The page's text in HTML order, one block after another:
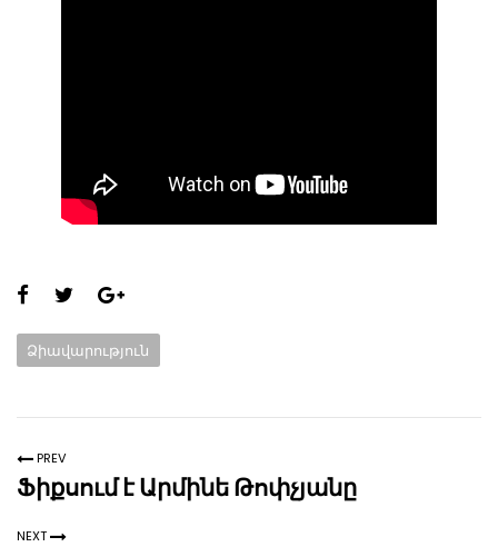
Share
page:
Categories:
Ձիավարություն
PREV
Ֆիքսում է Արմինե Թոփչյանը
NEXT